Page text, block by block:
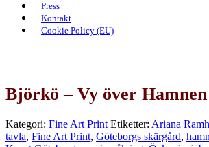
Press
Kontakt
Cookie Policy (EU)
Björkö – Vy över Hamnen
Kategori: Fine Art Print Etiketter: Ariana
tavla, Fine Art Print, Göteborgs skärgård, hamn